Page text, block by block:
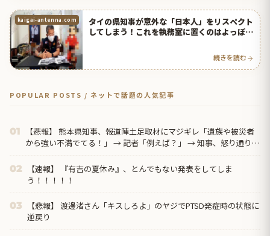
kaigai-antenna.com
タイの県知事が意外な「日本人」をリスペクト
してしまう！これを執務室に置くのはよっぽど
続きを読む
POPULAR POSTS / ネットで話題の人気記事
01
【悲報】 熊本県知事、報道陣土足取材にマジギレ「遺族や被災者
から強い不満でてる！」 → 記者「例えば？」 → 知事、怒り通り越
02
【速報】 『有吉の夏休み』、とんでもない発表をしてしま
う！！！！！
03
【悲報】 渡邊渚さん「キスしろよ」のヤジでPTSD発症時の状態に
逆戻り